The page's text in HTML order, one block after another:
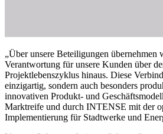
„Über unsere Beteiligungen übernehmen
Verantwortung für unsere Kunden über
Projektlebenszyklus hinaus. Diese
einzigartig, sondern auch besonders
innovativen Produkt-​ und
Marktreife und durch INTENSE mit der
Implementierung für Stadtwerke und